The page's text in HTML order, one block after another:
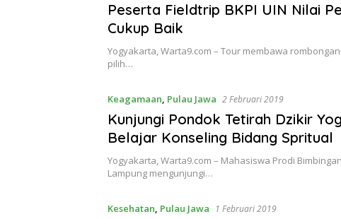
Peserta Fieldtrip BKPI UIN Nilai
Cukup Baik
Yogyakarta, Warta9.com – Tour membawa
pilih…
Keagamaan, Pulau Jawa 2 Februari 2019
Kunjungi Pondok Tetirah Dzikir
Belajar Konseling Bidang Spritual
Yogyakarta, Warta9.com – Mahasiswa Prodi
Lampung mengunjungi…
Kesehatan, Pulau Jawa 1 Februari 2019